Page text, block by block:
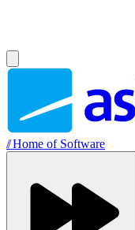
//Home of Software